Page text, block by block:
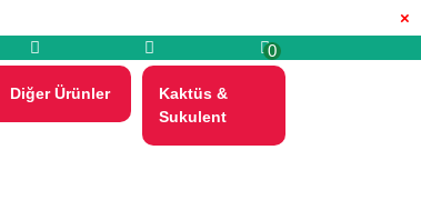
×
0
Diğer Ürünler
Kaktüs &
Sukulent